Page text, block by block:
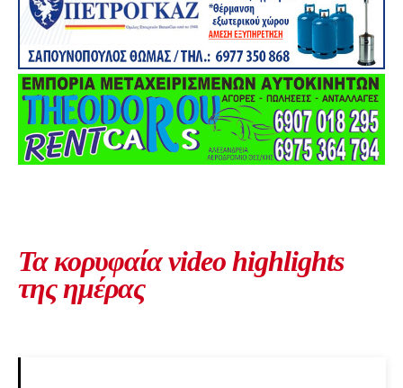
Τα κορυφαία video highlights
της ημέρας